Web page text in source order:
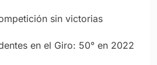
sin victorias
en el Giro: 50° en 2022